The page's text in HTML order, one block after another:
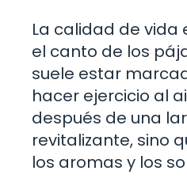
La calidad de vida
el canto de los
suele estar
hacer ejercicio al
después de una
revitalizante, sino
los aromas y los